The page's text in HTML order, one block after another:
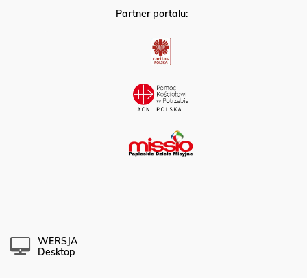
Partner portalu:
WERSJA
Desktop